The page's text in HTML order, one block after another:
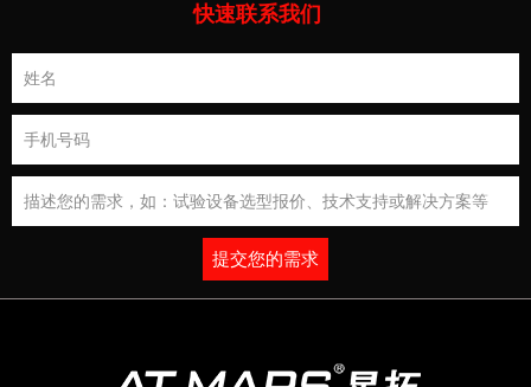
快速联系我们
提交您的需求